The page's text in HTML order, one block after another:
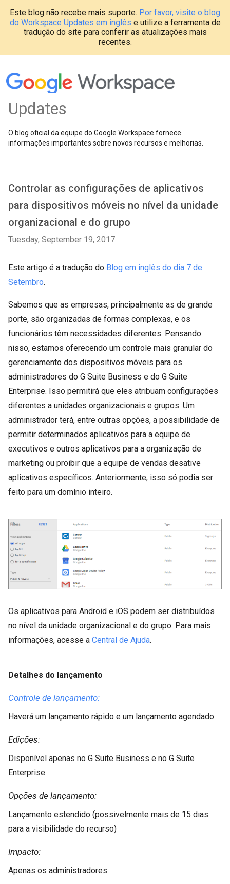
Este blog não recebe mais suporte. Por favor, visite o blog
do Workspace Updates em inglês e utilize a ferramenta de
tradução do site para conferir as atualizações mais
recentes.
Updates
O blog oficial da equipe do Google Workspace fornece
informações importantes sobre novos recursos e melhorias.
Controlar as configurações de aplicativos
para dispositivos móveis no nível da unidade
organizacional e do grupo
Tuesday, September 19, 2017
Este artigo é a tradução do Blog em inglês do dia 7 de
Setembro.
Sabemos que as empresas, principalmente as de grande
porte, são organizadas de formas complexas, e os
funcionários têm necessidades diferentes. Pensando
nisso, estamos oferecendo um controle mais granular do
gerenciamento dos dispositivos móveis para os
administradores do G Suite Business e do G Suite
Enterprise. Isso permitirá que eles atribuam configurações
diferentes a unidades organizacionais e grupos. Um
administrador terá, entre outras opções, a possibilidade de
permitir determinados aplicativos para a equipe de
executivos e outros aplicativos para a organização de
marketing ou proibir que a equipe de vendas desative
aplicativos específicos. Anteriormente, isso só podia ser
feito para um domínio inteiro.
Os aplicativos para Android e iOS podem ser distribuídos
no nível da unidade organizacional e do grupo. Para mais
informações, acesse a Central de Ajuda.
Detalhes do lançamento
Controle de lançamento:
Haverá um lançamento rápido e um lançamento agendado
Edições:
Disponível apenas no G Suite Business e no G Suite
Enterprise
Opções de lançamento:
Lançamento estendido (possivelmente mais de 15 dias
para a visibilidade do recurso)
Impacto:
Apenas os administradores